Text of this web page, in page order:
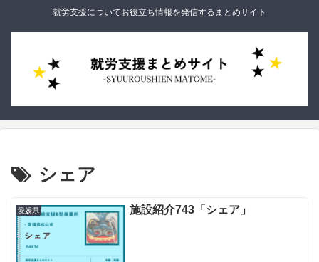
就労支援についてお役立ち情報を発信するまとめサイト
シェア
愛媛県 施設紹介743「シェア」